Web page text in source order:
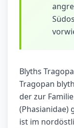
Blyths
Tragopan
der zur
(Phasianidae)
ist im